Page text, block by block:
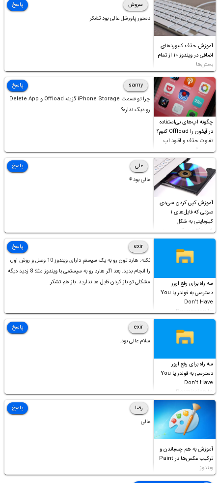
آموزش حذف کیبوردهای
اضافی در ویندوز ۱۰ از تمام
بخش‌ها
سروش
دستور پاورشل عالی بود تشکر
پاسخ
چگونه اپ‌های بی‌استفاده
در آیفون را Offload کنیم؟
تفاوت حذف و آفلود اپ
چیست؟
samy
چرا تو قسمت iPhone Storage گزینه Offload و Delete App
رو دیگ نداره؟
پاسخ
آموزش کپی کردن سی‌دی
صوتی که فایل‌های ۱
کیلوبایتی به شکل
شورت‌کات در آن موجود
است!
علی
عالی بود⚘
پاسخ
سه راه برای رفع ارور
دسترسی به فولدر یا You
Don’t Have
Permission to
Access this folder
exir
نکته: هارد تون رو به یک سیستم دارای ویندوز 10 وصل و روش اول
را انجام بدید. بعد اگر هارد رو به سیستمی با ویندوز مثلا 8 زدید دیگه
مشکلی تو باز کردن فایل ها ندارید. باز هم تشکر
پاسخ
سه راه برای رفع ارور
دسترسی به فولدر یا You
Don’t Have
Permission to
Access this folder
exir
سلام عالی بود.
پاسخ
آموزش به هم چسباندن و
ترکیب عکس‌ها در Paint
ویندوز
رضا
عالی
پاسخ